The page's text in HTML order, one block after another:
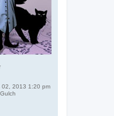
02, 2013 1:20 pm